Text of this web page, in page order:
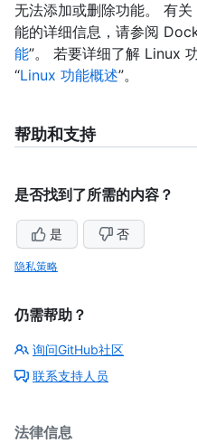
无法添加或删除功能。 有
能的详细信息，请参阅
能”。 若要详细了解 Linux
“Linux 功能概述”。
帮助和支持
是否找到了所需的内容？
是 否
隐私策略
仍需帮助？
询问GitHub社区
联系支持人员
法律信息